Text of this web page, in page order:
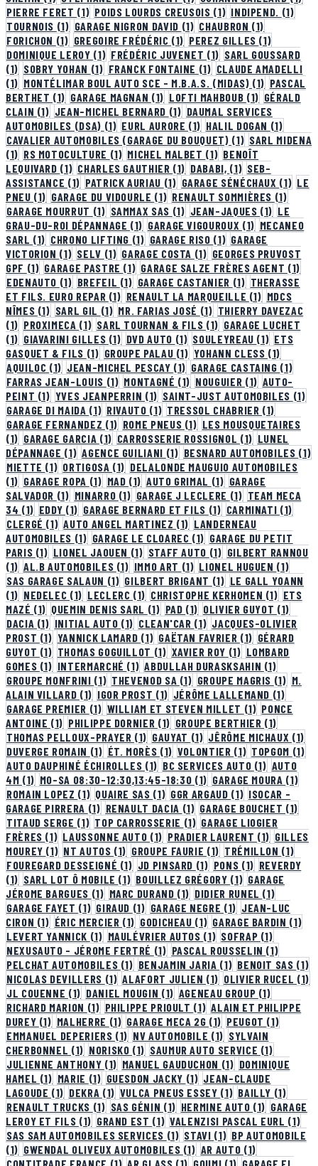
PIERRE FERET (1) POIDS LOURDS CREUSOIS (1) INDIPEND. (1)
TOURNOIS (1) GARAGE NIGRON DAVID (1) CHAUBRON (1)
FORICHON (1) GREGOIRE FRÉDÉRIC (1) PEREZ GILLES (1)
DOMINIQUE LEROY (1) FRÉDÉRIC JUVENET (1) SARL GOUSSARD
(1) SOBRY YOHAN (1) FRANCK FONTAINE (1) CLAUDE AMADELLI
(1) MONTÉLIMAR BOUL AUTO SCE - M.B.A.S. (MIDAS) (1) PASCAL
BERTHET (1) GARAGE MAGNAN (1) LOFTI MAHBOUB (1) GÉRALD
CLAIN (1) JEAN-MICHEL BERNARD (1) DAUMAL SERVICES
AUTOMOBILES (DSA) (1) EURL AURORE (1) HALIL DOGAN (1)
CAVALIER AUTOMOBILES (GARAGE DU BOUQUET) (1) SARL MIDENA
(1) RS MOTOCULTURE (1) MICHEL MALBET (1) BENOÎT
LEQUIVARD (1) CHARLES GAUTHIER (1) DABABI, (1) SEB-
ASSISTANCE (1) PATRICK AURIAU (1) GARAGE SÉNÉCHAUX (1) LE
PNEU (1) GARAGE DU VIDOURLE (1) RENAULT SOMMIÈRES (1)
GARAGE MOURRUT (1) SAMMAX SAS (1) JEAN-JAQUES (1) LE
GRAU-DU-ROI DÉPANNAGE (1) GARAGE VIGOUROUX (1) MECANEO
SARL (1) CHRONO LIFTING (1) GARAGE RISO (1) GARAGE
VICTORION (1) SELV (1) GARAGE COSTA (1) GEORGES PRUVOST
GPF (1) GARAGE PASTRE (1) GARAGE SALZE FRÈRES AGENT (1)
EDENAUTO (1) BREFEIL (1) GARAGE CASTANIER (1) THERASSE
ET FILS. EURO REPAR (1) RENAULT LA MARQUEILLE (1) MDCS
NÎMES (1) SARL GIL (1) MR. FARIAS JOSÉ (1) THIERRY DAVEZAC
(1) PROXIMECA (1) SARL TOURNAN & FILS (1) GARAGE LUCHET
(1) GIAVARINI GILLES (1) DVD AUTO (1) SOULEYREAU (1) ETS
GASQUET & FILS (1) GROUPE PALAU (1) YOHANN CLESS (1)
AQUILOC (1) JEAN-MICHEL PESCAY (1) GARAGE CASTAING (1)
FARRAS JEAN-LOUIS (1) MONTAGNÉ (1) NOUGUIER (1) AUTO-
PEINT (1) YVES JEANPERRIN (1) SAINT-JUST AUTOMOBILES (1)
GARAGE DI MAIDA (1) RIVAUTO (1) TRESSOL CHABRIER (1)
GARAGE FERNANDEZ (1) ROME PNEUS (1) LES MOUSQUETAIRES
(1) GARAGE GARCIA (1) CARROSSERIE ROSSIGNOL (1) LUNEL
DÉPANNAGE (1) AGENCE GUILIANI (1) BESNARD AUTOMOBILES (1)
MIETTE (1) ORTIGOSA (1) DELALONDE MAUGUIO AUTOMOBILES
(1) GARAGE ROPA (1) MAD (1) AUTO GRIMAL (1) GARAGE
SALVADOR (1) MINARRO (1) GARAGE J LECLERE (1) TEAM MECA
34 (1) EDDY (1) GARAGE BERNARD ET FILS (1) CARMINATI (1)
CLERGÉ (1) AUTO ANGEL MARTINEZ (1) LANDERNEAU
AUTOMOBILES (1) GARAGE LE CLOAREC (1) GARAGE DU PETIT
PARIS (1) LIONEL JAOUEN (1) STAFF AUTO (1) GILBERT RANNOU
(1) AL.B AUTOMOBILES (1) IMMO ART (1) LIONEL HUGUEN (1)
SAS GARAGE SALAUN (1) GILBERT BRIGANT (1) LE GALL YOANN
(1) NEDELEC (1) LECLERC (1) CHRISTOPHE KERHOMEN (1) ETS
MAZÉ (1) QUEMIN DENIS SARL (1) PAD (1) OLIVIER GUYOT (1)
DACIA (1) INITIAL AUTO (1) CLEAN'CAR (1) JACQUES-OLIVIER
PROST (1) YANNICK LAMARD (1) GAËTAN FAVRIER (1) GÉRARD
GUYOT (1) THOMAS GOGUILLOT (1) XAVIER ROY (1) LOMBARD
GOMES (1) INTERMARCHÉ (1) ABDULLAH DURASKSAHIN (1)
GROUPE MONFRINI (1) THEVENOD SA (1) GROUPE MAGRIS (1) M.
ALAIN VILLARD (1) IGOR PROST (1) JÉRÔME LALLEMAND (1)
GARAGE PREMIER (1) WILLIAM ET STEVEN MILLET (1) PONCE
ANTOINE (1) PHILIPPE DORNIER (1) GROUPE BERTHIER (1)
THOMAS PELLOUX-PRAYER (1) GAUYAT (1) JÊRÔME MICHAUX (1)
DUVERGE ROMAIN (1) ÉT. MORÈS (1) VOLONTIER (1) TOPGOM (1)
AUTO DAUPHINÉ ÉCHIROLLES (1) BC SERVICES AUTO (1) AUTO
4M (1) MO-SA 08:30-12:30,13:45-18:30 (1) GARAGE MOURA (1)
ROMAIN LOPEZ (1) QUAIRE SAS (1) GGR ARGAUD (1) ISOCAR -
GARAGE PIRRERA (1) RENAULT DACIA (1) GARAGE BOUCHET (1)
TITAUD SERGE (1) TOP CARROSSERIE (1) GARAGE LIOGIER
FRÈRES (1) LAUSSONNE AUTO (1) PRADIER LAURENT (1) GILLES
MOUREY (1) NT AUTOS (1) GROUPE FAURIE (1) TRÉMILLON (1)
FOUREGARD DESSEIGNÉ (1) JD PINSARD (1) PONS (1) REVERDY
(1) SARL LOT Ô MOBILE (1) BOUILLEZ GRÉGORY (1) GARAGE
JÉROME BARGUES (1) MARC DURAND (1) DIDIER RUNEL (1)
GARAGE FAYET (1) GIRAUD (1) GARAGE NEGRE (1) JEAN-LUC
CIRON (1) ÉRIC MERCIER (1) GODICHEAU (1) GARAGE BARDIN (1)
LEVERT YANNICK (1) MAULÉVRIER AUTOS (1) SOFRAP (1)
NEXUSAUTO - JÉROME FERTRÉ (1) PASCAL ROUSSELIN (1)
PELCHAT AUTOMOBILES (1) BENJAMIN JARIA (1) BENOIT SAS (1)
NICOLAS DEVILLERS (1) ALAFORT JULIEN (1) OLIVIER RUCEL (1)
JL COUENNE (1) DANIEL MOUGIN (1) AGENEAU GROUP (1)
RICHARD MARION (1) PHILIPPE PRIOULT (1) ALAIN ET PHILIPPE
DUREY (1) MALHERRE (1) GARAGE MECA 2G (1) PEUGOT (1)
EMMANUEL DEPERIERS (1) NV AUTOMOBILE (1) SYLVAIN
CHERBONNEL (1) NORISKO (1) SAUMUR AUTO SERVICE (1)
JULIENNE ANTHONY (1) MANUEL GAUDUCHON (1) DOMINIQUE
HAMEL (1) MARIE (1) GUESDON JACKY (1) JEAN-CLAUDE
LAGOUDE (1) DEKRA (1) VULCA PNEUS ESSEY (1) BAILLY (1)
RENAULT TRUCKS (1) SAS GÉNIN (1) HERMINE AUTO (1) GARAGE
LEROY ET FILS (1) GRAND EST (1) VALENZISI PASCAL EURL (1)
SAS SAM AUTOMOBILES SERVICES (1) STAVI (1) BP AUTOMOBILE
(1) GWENDAL OLIVEUX AUTOMOBILES (1) AR AUTO (1)